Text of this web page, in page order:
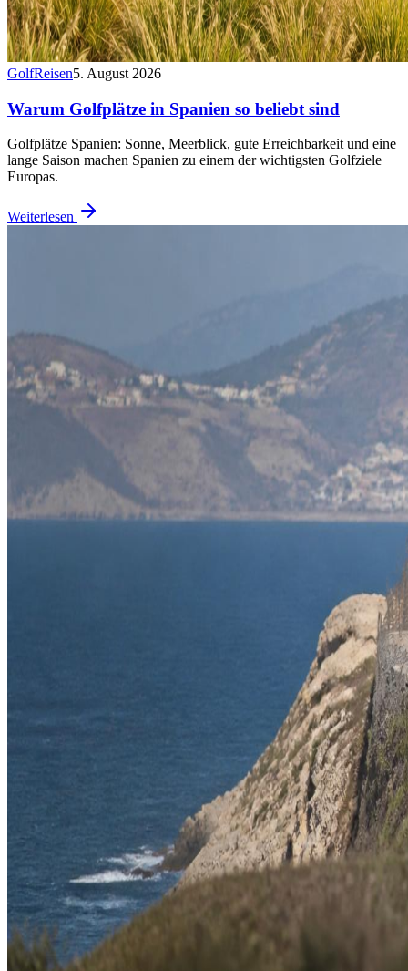
GolfReisen5. August 2026
Warum Golfplätze in Spanien so beliebt sind
Golfplätze Spanien: Sonne, Meerblick, gute Erreichbarkeit und eine
lange Saison machen Spanien zu einem der wichtigsten Golfziele
Europas.
Weiterlesen